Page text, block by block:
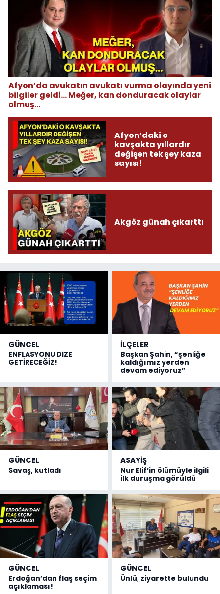
Afyon’da avukatın avukatı vurma olayında yeni
bilgiler geldi... Meğer, kan donduracak olaylar
olmuş...
Afyon’daki o
kavşakta yıllardır
değişen tek şey kaza
sayısı!
Akgöz günah çıkarttı
GÜNCEL
ENFLASYONU DİZE
GETİRECEĞİZ!
İLÇELER
Başkan Şahin, “şenliğe
kaldığımız yerden
devam ediyoruz”
GÜNCEL
Savaş, kutladı
ASAYİŞ
Nur Elif’in ölümüyle ilgili
ilk duruşma görüldü
GÜNCEL
Erdoğan’dan flaş seçim
açıklaması!
GÜNCEL
Ünlü, ziyarette bulundu